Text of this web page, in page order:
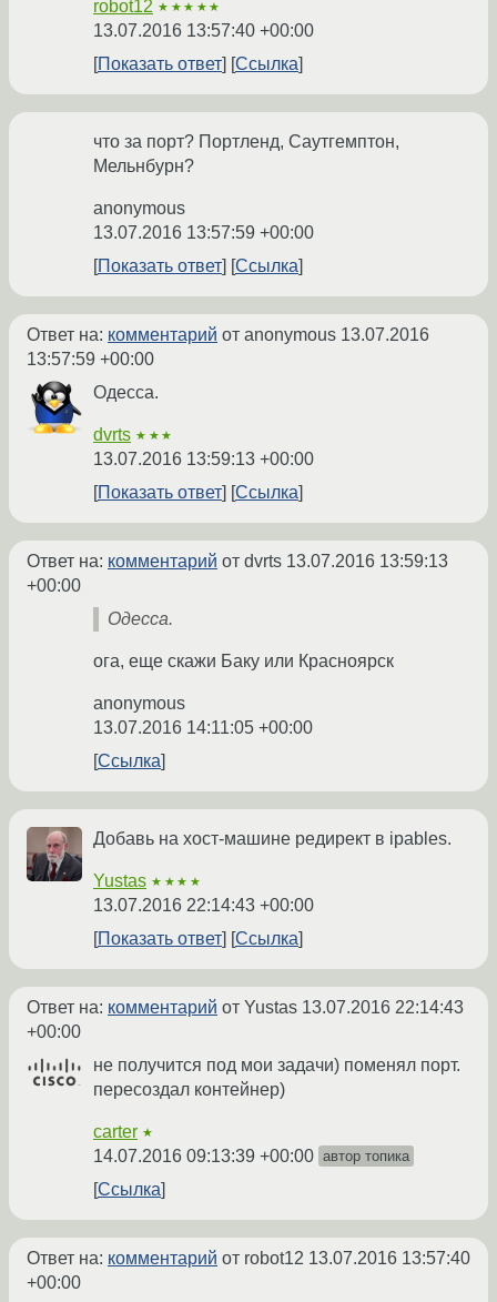
robot12 ★★★★★
13.07.2016 13:57:40 +00:00
Показать ответ
Ссылка
что за порт? Портленд, Саутгемптон,
Мельнбурн?
anonymous
13.07.2016 13:57:59 +00:00
Показать ответ
Ссылка
Ответ на: комментарий от anonymous 13.07.2016
13:57:59 +00:00
Одесса.
dvrts ★★★
13.07.2016 13:59:13 +00:00
Показать ответ
Ссылка
Ответ на: комментарий от dvrts 13.07.2016 13:59:13
+00:00
Одесса.
ога, еще скажи Баку или Красноярск
anonymous
13.07.2016 14:11:05 +00:00
Ссылка
Добавь на хост-машине редирект в ipables.
Yustas ★★★★
13.07.2016 22:14:43 +00:00
Показать ответ
Ссылка
Ответ на: комментарий от Yustas 13.07.2016 22:14:43
+00:00
не получится под мои задачи) поменял порт.
пересоздал контейнер)
carter ★
14.07.2016 09:13:39 +00:00 автор топика
Ссылка
Ответ на: комментарий от robot12 13.07.2016 13:57:40
+00:00